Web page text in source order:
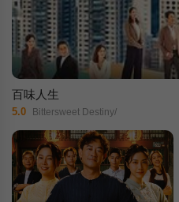
百味人生
5.0 Bittersweet Destiny/